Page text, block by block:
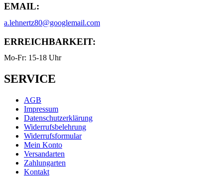
EMAIL:
a.lehnertz80@googlemail.com
ERREICHBARKEIT:
Mo-Fr: 15-18 Uhr
SERVICE
AGB
Impressum
Datenschutzerklärung
Widerrufsbelehrung
Widerrufsformular
Mein Konto
Versandarten
Zahlungarten
Kontakt